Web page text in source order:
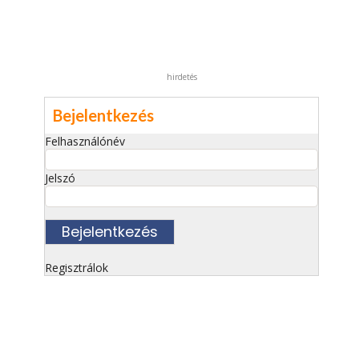
hirdetés
Bejelentkezés
Felhasználónév
Jelszó
Regisztrálok